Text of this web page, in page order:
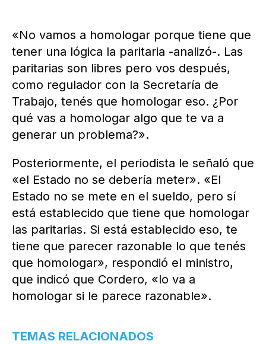
«No vamos a homologar porque tiene que
tener una lógica la paritaria -analizó-. Las
paritarias son libres pero vos después,
como regulador con la Secretaría de
Trabajo, tenés que homologar eso. ¿Por
qué vas a homologar algo que te va a
generar un problema?».
Posteriormente, el periodista le señaló que
«el Estado no se debería meter». «El
Estado no se mete en el sueldo, pero sí
está establecido que tiene que homologar
las paritarias. Si está establecido eso, te
tiene que parecer razonable lo que tenés
que homologar», respondió el ministro,
que indicó que Cordero, «lo va a
homologar si le parece razonable».
TEMAS RELACIONADOS